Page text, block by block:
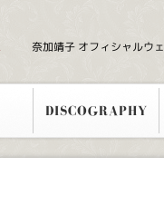
奈加靖子 オフィシャルウ
DISCOGRAPHY